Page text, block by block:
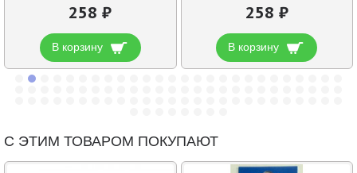
258 ₽
В корзину
258 ₽
В корзину
С ЭТИМ ТОВАРОМ ПОКУПАЮТ